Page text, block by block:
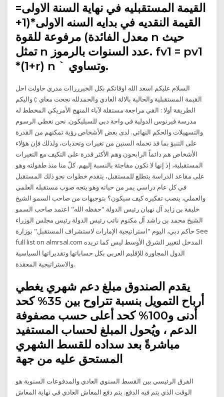
القيمة المستقبليه في نهاية السنة الاولى=
القيمة النقديه في بدايه السنه الاولى*(1+
معدل الفائدة) مرفوعة للقوة n حيث
تمثل n عدد السنوات بالرموز. fv1 = pv1
*(1+r) n ` وتساوي.
السلام عليكم اسعد الله اوقاتكم بكل الخيررراات مدري حاولت احل
القيمة المستقبلية والحالية بالالة العادي والحمدلله نجحت معاي :) واليكم
الطريقة أولا : القي مراجعة مستقلة لآباء المنهج الأمريكي المخطط له
مدرسة فيرنوس الدولية في واحة دبي للسيليكون. نحن نغطي الرسوم
والتسهيلات والحكم النهائي. لدى بعض الأشخاص رؤية تمكنهم من القدرة
على التنبؤ بما قد تحمله السنين من تغيرات وتحديات، ولذلك فإن هؤلاء
الأشخاص هم دائماً الرابحون وهم الأكثر قدرة على التكيف مع التغيرات
المستقبلية، إذ إنها لا تكون مفاجئة بالنسبة إليهم. كلٌ منا منذ طفولته وهو
على مقاعد الدراسة يتطلع للمستقبل، يتقدم خطوات نحو ذلك المستقبل
في كل عام دراسي يمر من حياته وهو يتجه صوب مستقبله العلمي
والعملي، ينصب تفكيره كيف سيكون؟ بتوجيهات من صاحب السمو الشيخ
خليفة بن زايد آل نهيان رئيس الدولة "حفظه الله" اعتمد صاحب السمو
الشيخ محمد بن راشد آل مكتوم نائب رئيس الدولة رئيس مجلس الوزراء
حاكم دبي، اليوم "استراتيجية الإمارات لاستشراف المستقبل" بوزارة See
full list on almrsal.com المدخل لتغيير الشرق الأوسط ليس كما تريده
الدول المجاورة للإقليم العربي بكل حساباتها وتقديراتها السياسية
والاستراتيجية المعقدة.
يقدم الصندوق مبلغ دعم شهري يغطي
أرباح التمويل بنسبة تتراوح بين 35% كحد
أدنى و100% كحد أعلى حسب مصفوفة
الدعم ، ويُحول المبلغ لحساب المستفيد
مباشرةً بعد سداده للقسط الشهري
المستحق عليه من جهة
الفرق الرئيسي بين القسط السنوي العادي والمدفوعات السنوية هو
الوقت الذي يتم فيه الدفع. يتم دفع المعاش العادي في نهاية المعاش